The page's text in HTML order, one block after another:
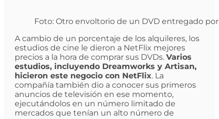
Foto: Otro envoltorio de un DVD entregado
A cambio de un porcentaje de los alquileres, los
estudios de cine le dieron a NetFlix mejores
precios a la hora de comprar sus DVDs. Varios
estudios, incluyendo Dreamworks y Artisan,
hicieron este negocio con NetFlix. La
compañía también dio a conocer sus primeros
anuncios de televisión en ese momento,
ejecutándolos en un número limitado de
mercados que tenían un alto número de